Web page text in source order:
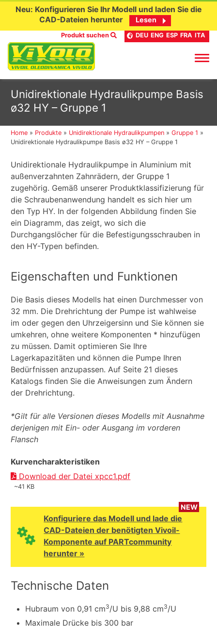
content
Neu: Konfigurieren Sie Ihr Modell und laden Sie die
CAD-Dateien herunter
Lesen
Produkt suchen DEU ENG ESP FRA ITA
Unidirektionale Hydraulikpumpe Basis
ø32 HY – Gruppe 1
Home » Produkte » Unidirektionale Hydraulikpumpen »Gruppe 1 »
Unidirektionale Hydraulikpumpe Basis ø32 HY – Gruppe 1
Unidirektionale Hydraulikpumpe in Aluminium mit
außenverzahnten Zahnrädern, der Gruppe 1
zugehörig. Gemäß unserer Produktklassifizierung für
die Schraubenanwendung handelt es sich hier um
den Typ HY. In der folgenden Abbildung finden Sie
ein Diagramm, das zeigt, wo sich die
Durchgangslöcher für die Befestigungsschrauben in
den HY-Typen befinden.
Eigenschaften und Funktionen
Die Basis dieses Modells hat einen Durchmesser von
32 mm. Die Drehrichtung der Pumpe ist wahlweise
im oder gegen den Uhrzeigersinn und Sie können sie
umkehren, ohne weitere Komponenten * hinzufügen
zu müssen. Damit optimieren Sie Ihre
Lagerkapazitäten und können die Pumpe Ihren
Bedürfnissen anzupassen. Auf Seite 21 dieses
Katalogs finden Sie die Anweisungen zum Ändern
der Drehrichtung.
*Gilt für alle Versionen dieses Modells mit Ausnahme
derjenigen mit Ein- oder Ausgang im vorderen
Flansch
Kurvencharakteristiken
Download der Datei xpcc1.pdf
~41 KB
NEW
Konfiguriere das Modell und lade die
CAD-Dateien der benötigten Vivoil-
Komponente auf PARTcommunity
herunter »
Technische Daten
Hubraum von 0,91 cm3/U bis 9,88 cm3/U
Maximale Drücke bis 300 bar